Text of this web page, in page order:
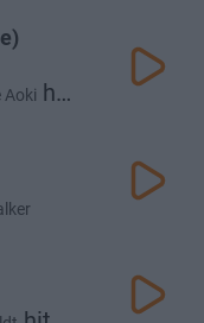
Aoki hit